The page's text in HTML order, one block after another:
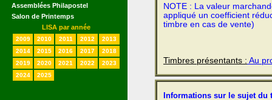
Assemblées Philapostel
Salon de Printemps
LISA par année
2009 2010 2011 2012
2013
2014
2015 2016 2017
2018
2019
2020 2021 2022
2023
2024
2025
NOTE : La valeur
appliqué un coefficient
timbre en cas de vente)
Timbres présentants : Au
Informations sur le sujet du